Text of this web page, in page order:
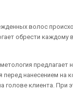
волос
обрести
нанесением на
голове клиента. При